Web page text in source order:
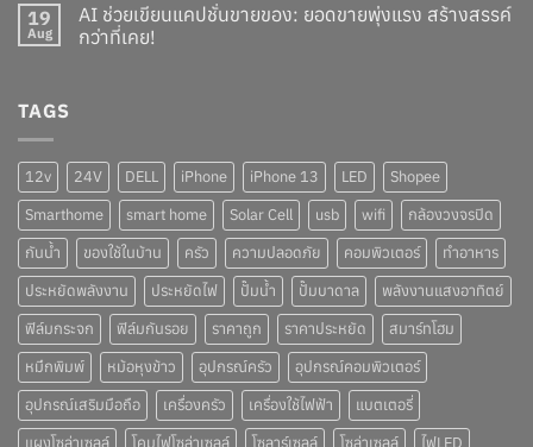
19
Aug
AI ช่วยเขียนแคปชั่นขายของ: ยอดขายพุ่งแรง สร้างสรรค์
กว่าที่เคย!
TAGS
12v 24V DELL iPhone iPhone 13 LED
Shopee
Smarthome
smart home Solar Cell usb wifi
กล้องวงจรปิด
กันน้ำ
ของใช้ในบ้าน ครัว ความปลอดภัย คอมพิวเตอร์
ทำอาหาร
ประหยัดพลังงาน
ประหยัดไฟ ปั๊มน้ำ ปั๊มบาดาล
พลังงานแสงอาทิตย์
ฟิล์มกระจก
ฟิล์มกันรอย ราคาถูก ราคาประหยัด
สมาร์ทโฮม
หมึกพิมพ์
หม้อหุงข้าว อุปกรณ์ครัว
อุปกรณ์คอมพิวเตอร์
อุปกรณ์เสริมมือถือ
เครื่องครัว เครื่องใช้ไฟฟ้า
แบตเตอรี่